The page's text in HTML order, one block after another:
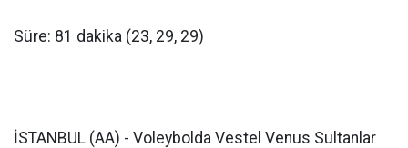
Süre: 81 dakika (23, 29, 29)
İSTANBUL (AA) - Voleybolda Vestel Venus Sultanlar